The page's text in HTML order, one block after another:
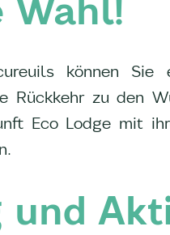
Wahl!
können Sie
Rückkehr zu den
Eco Lodge mit